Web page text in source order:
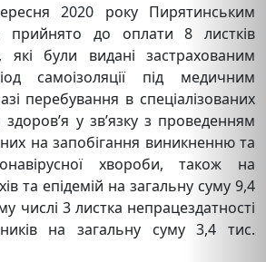
2020 року Пирятинським
прийнято до оплати 8 листків
які були видані застрахованим
самоізоляції під медичним
перебування в спеціалізованих
у зв’язку з проведенням
на запобігання виникненню та
хвороби, також на
та епідемій на загальну суму 9,4
числі 3 листка непрацездатності
на загальну суму 3,4 тис.